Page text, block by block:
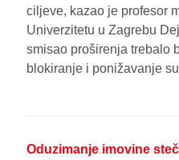
ciljeve, kazao je profesor
Univerzitetu u Zagrebu
smisao proširenja trebalo
blokiranje i ponižavanje
Oduzimanje imovine